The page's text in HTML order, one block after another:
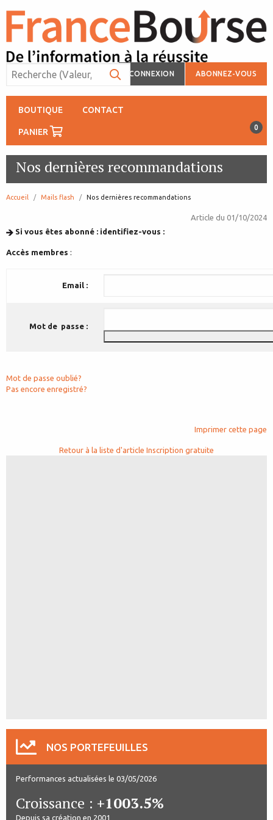
CONNEXION ABONNEZ-VOUS
BOUTIQUE CONTACT
PANIER 0
Nos dernières recommandations
Accueil Mails flash page:
Nos dernières recommandations
Article du 01/10/2024
Si vous êtes abonné : identifiez-vous :
Accès membres :
Email :
Mot de passe :
Mot de passe oublié?
Pas encore enregistré?
Imprimer cette page
Retour à la liste d'article Inscription gratuite
NOS PORTEFEUILLES
Performances actualisées le 03/05/2026
Croissance : +1003.5%
Depuis sa création en 2001